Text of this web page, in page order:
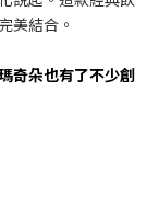
美結合。
奇朵也有了不少創